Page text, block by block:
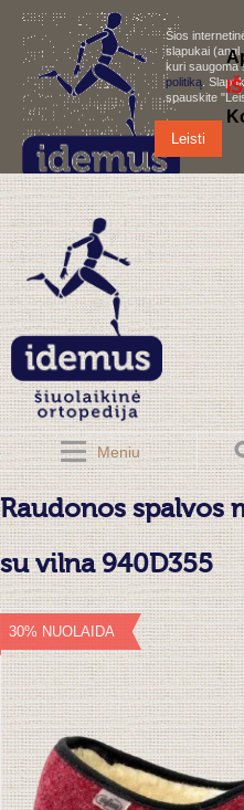
Šios
slapukai
kuri saugoma
politiką .
spauskite
Leisti
Meniu
Raudonos spalvos
su vilna 940D355
30% NUOLAIDA